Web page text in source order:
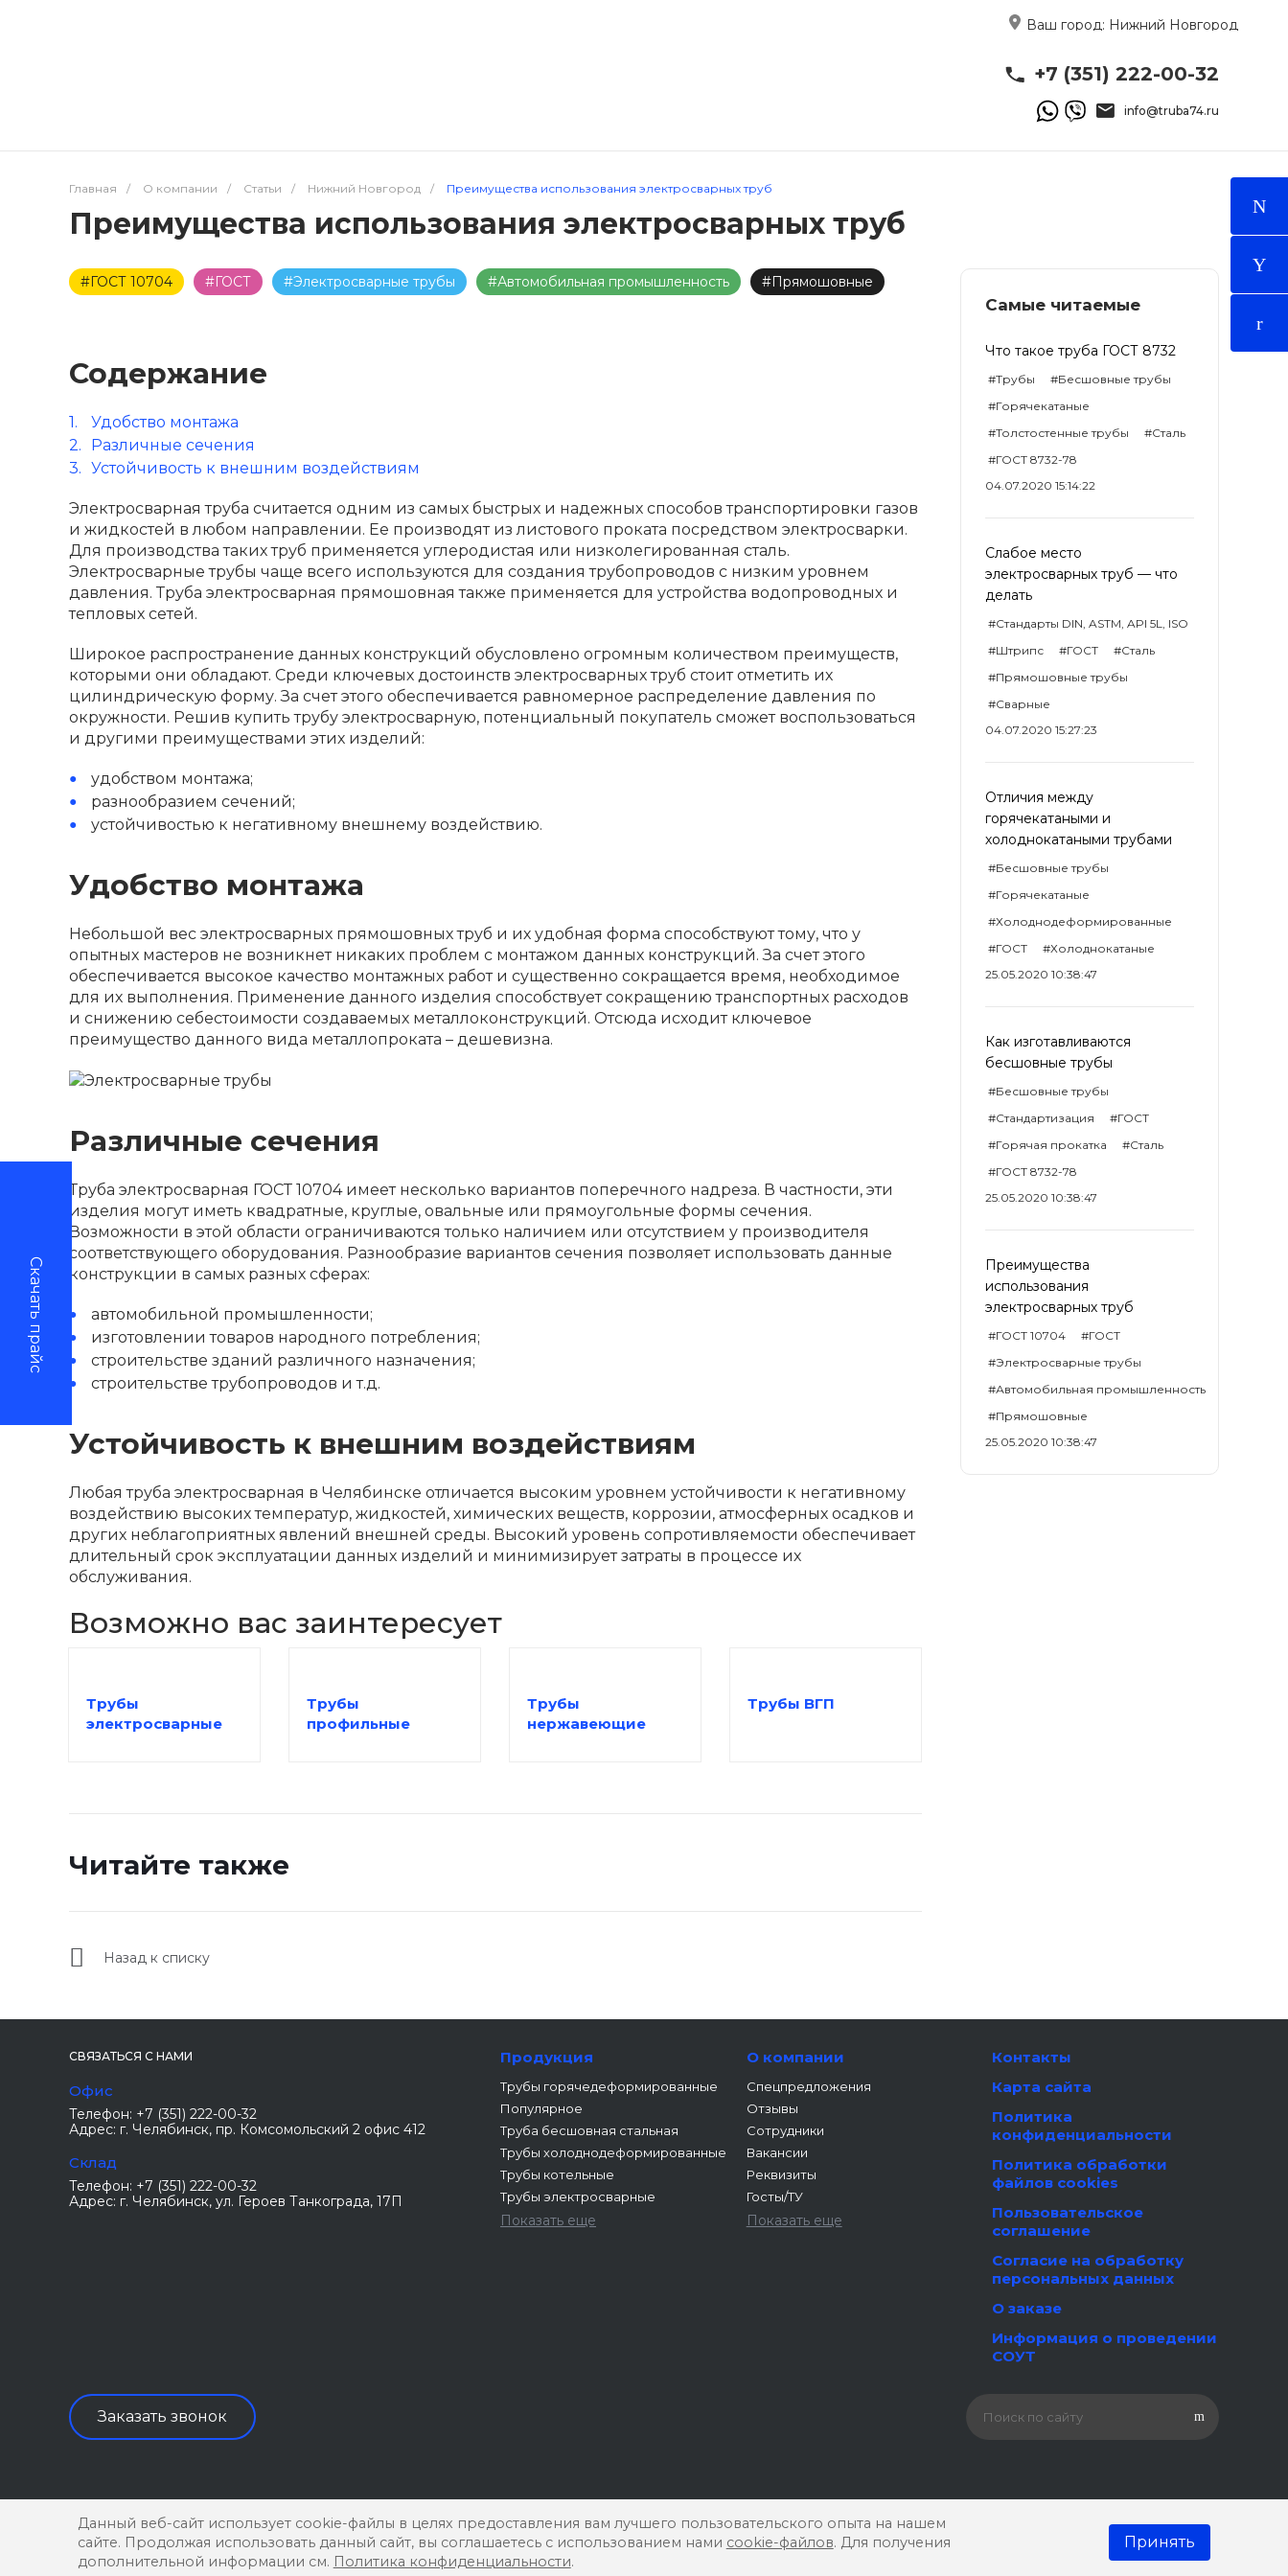
Ваш город: Нижний Новгород
Скачать прайс
+7 (351) 222-00-32
info@truba74.ru
Главная / О компании / Статьи / Нижний Новгород / Преимущества использования электросварных труб
Преимущества использования электросварных труб
Самые читаемые
Что такое труба ГОСТ 8732
#Трубы
#Бесшовные трубы
#Горячекатаные
#Толстостенные трубы
#Сталь
#ГОСТ 8732-78
04.07.2020 15:14:22
Слабое место
электросварных труб — что
делать
#Стандарты DIN, ASTM, API 5L, ISO
#Штрипс
#ГОСТ
#Сталь
#Прямошовные трубы
#Сварные
04.07.2020 15:27:23
Отличия между
горячекатаными и
холоднокатаными трубами
#Бесшовные трубы
#Горячекатаные
#Холоднодеформированные
#ГОСТ
#Холоднокатаные
25.05.2020 10:38:47
Как изготавливаются
бесшовные трубы
#Бесшовные трубы
#Стандартизация
#ГОСТ
#Горячая прокатка
#Сталь
#ГОСТ 8732-78
25.05.2020 10:38:47
Преимущества
использования
электросварных труб
#ГОСТ 10704
#ГОСТ
#Электросварные трубы
#Автомобильная промышленность
#Прямошовные
25.05.2020 10:38:47
#ГОСТ 10704 #ГОСТ #Электросварные трубы #Автомобильная промышленность #Прямошовные
Содержание
Удобство монтажа
Различные сечения
Устойчивость к внешним воздействиям
Электросварная труба считается одним из самых быстрых и надежных способов транспортировки газов
и жидкостей в любом направлении. Ее производят из листового проката посредством электросварки.
Для производства таких труб применяется углеродистая или низколегированная сталь.
Электросварные трубы чаще всего используются для создания трубопроводов с низким уровнем
давления. Труба электросварная прямошовная также применяется для устройства водопроводных и
тепловых сетей.
Широкое распространение данных конструкций обусловлено огромным количеством преимуществ,
которыми они обладают. Среди ключевых достоинств электросварных труб стоит отметить их
цилиндрическую форму. За счет этого обеспечивается равномерное распределение давления по
окружности. Решив купить трубу электросварную, потенциальный покупатель сможет воспользоваться
и другими преимуществами этих изделий:
удобством монтажа;
разнообразием сечений;
устойчивостью к негативному внешнему воздействию.
Удобство монтажа
Небольшой вес электросварных прямошовных труб и их удобная форма способствуют тому, что у
опытных мастеров не возникнет никаких проблем с монтажом данных конструкций. За счет этого
обеспечивается высокое качество монтажных работ и существенно сокращается время, необходимое
для их выполнения. Применение данного изделия способствует сокращению транспортных расходов
и снижению себестоимости создаваемых металлоконструкций. Отсюда исходит ключевое
преимущество данного вида металлопроката – дешевизна.
Различные сечения
Труба электросварная ГОСТ 10704 имеет несколько вариантов поперечного надреза. В частности, эти
изделия могут иметь квадратные, круглые, овальные или прямоугольные формы сечения.
Возможности в этой области ограничиваются только наличием или отсутствием у производителя
соответствующего оборудования. Разнообразие вариантов сечения позволяет использовать данные
конструкции в самых разных сферах:
автомобильной промышленности;
изготовлении товаров народного потребления;
строительстве зданий различного назначения;
строительстве трубопроводов и т.д.
Устойчивость к внешним воздействиям
Любая труба электросварная в Челябинске отличается высоким уровнем устойчивости к негативному
воздействию высоких температур, жидкостей, химических веществ, коррозии, атмосферных осадков и
других неблагоприятных явлений внешней среды. Высокий уровень сопротивляемости обеспечивает
длительный срок эксплуатации данных изделий и минимизирует затраты в процессе их
обслуживания.
Возможно вас заинтересует
Трубы
электросварные
Трубы
профильные
Трубы
нержавеющие
Трубы ВГП
Читайте также
Назад к списку
СВЯЗАТЬСЯ С НАМИ
Офис
Телефон: +7 (351) 222-00-32
Адрес: г. Челябинск, пр. Комсомольский 2 офис 412
Склад
Телефон: +7 (351) 222-00-32
Адрес: г. Челябинск, ул. Героев Танкограда, 17П
Продукция
Трубы горячедеформированные
Популярное
Труба бесшовная стальная
Трубы холоднодеформированные
Трубы котельные
Трубы электросварные
Показать еще
О компании
Спецпредложения
Отзывы
Сотрудники
Вакансии
Реквизиты
Госты/ТУ
Показать еще
Контакты
Карта сайта
Политика
конфиденциальности
Политика обработки
файлов cookies
Пользовательское
соглашение
Согласие на обработку
персональных данных
О заказе
Информация о проведении
СОУТ
Заказать звонок
© 2026 ООО «Труба 74», Все права защищены
Данный веб-сайт использует cookie-файлы в целях предоставления вам лучшего пользовательского опыта на нашем
сайте. Продолжая использовать данный сайт, вы соглашаетесь с использованием нами cookie-файлов. Для получения
дополнительной информации см. Политика конфиденциальности.
Принять